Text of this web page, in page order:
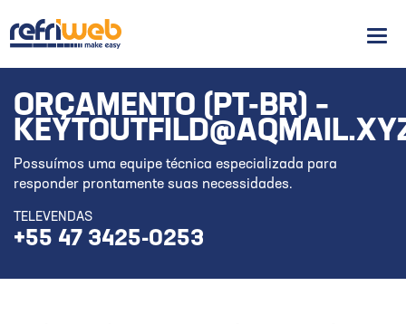
ORÇAMENTO (PT-BR) –
Possuímos uma equipe técnica especializada para
responder prontamente suas necessidades.
TELEVENDAS
+55 47 3425-0253